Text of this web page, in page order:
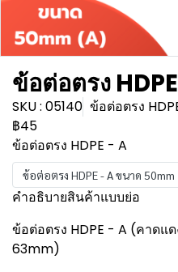
ข้อต่อตรง
SKU : 05140 ข้อต่อตรง
฿45
ข้อต่อตรง HDPE - A
ข้อต่อตรง HDPE - A ขนาด 50mm
คำอธิบายสินค้าแบบย่อ
ข้อต่อตรง HDPE - A (คาด
63mm)